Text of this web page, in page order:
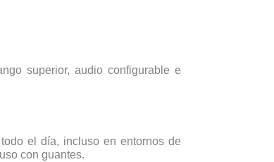
superior, audio configurable e
el día, incluso en entornos de
con guantes.